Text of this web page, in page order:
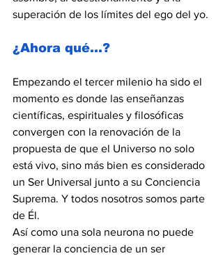
superación de los límites del ego del yo.
¿Ahora qué…?
Empezando el tercer milenio ha sido el
momento es donde las enseñanzas
científicas, espirituales y filosóficas
convergen con la renovación de la
propuesta de que el Universo no solo
está vivo, sino más bien es considerado
un Ser Universal junto a su Conciencia
Suprema. Y todos nosotros somos parte
de Él.
Así como una sola neurona no puede
generar la conciencia de un ser